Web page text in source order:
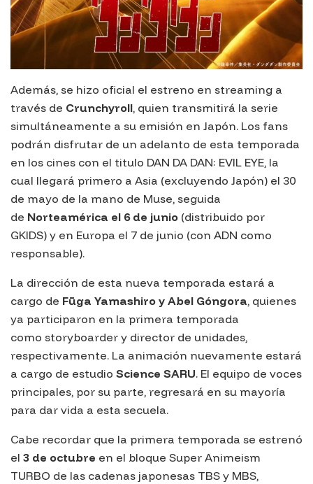
Además, se hizo oficial el estreno en streaming a
través de Crunchyroll, quien transmitirá la serie
simultáneamente a su emisión en Japón. Los fans
podrán disfrutar de un adelanto de esta temporada
en los cines con el titulo DAN DA DAN: EVIL EYE, la
cual llegará primero a Asia (excluyendo Japón) el 30
de mayo de la mano de Muse, seguida
de Norteamérica el 6 de junio (distribuido por
GKIDS) y en Europa el 7 de junio (con ADN como
responsable).
La dirección de esta nueva temporada estará a
cargo de Fūga Yamashiro y Abel Góngora, quienes
ya participaron en la primera temporada
como storyboarder y director de unidades,
respectivamente. La animación nuevamente estará
a cargo de estudio Science SARU. El equipo de voces
principales, por su parte, regresará en su mayoría
para dar vida a esta secuela.
Cabe recordar que la primera temporada se estrenó
el 3 de octubre en el bloque Super Animeism
TURBO de las cadenas japonesas TBS y MBS,